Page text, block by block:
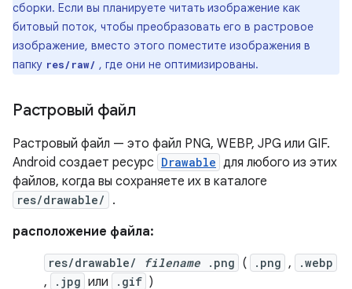
сборки. Если вы планируете читать изображение как
битовый поток, чтобы преобразовать его в растровое
изображение, вместо этого поместите изображения в
папку res/raw/ , где они не оптимизированы.
Растровый файл
Растровый файл — это файл PNG, WEBP, JPG или GIF.
Android создает ресурс Drawable для любого из этих
файлов, когда вы сохраняете их в каталоге
res/drawable/
.
расположение файла:
res/drawable/ filename .png ( .png , .webp
, .jpg или .gif )